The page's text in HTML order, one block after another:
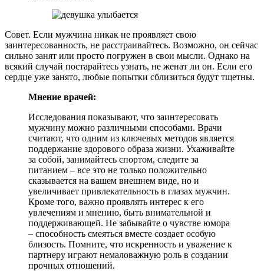
Совет. Если мужчина никак не проявляет свою
заинтересованность, не расстраивайтесь. Возможно, он сейчас
сильно занят или просто погружен в свои мысли. Однако на
всякий случай постарайтесь узнать, не женат ли он. Если его
сердце уже занято, любые попытки сблизиться будут тщетны.
Мнение врачей:
Исследования показывают, что заинтересовать
мужчину можно различными способами. Врачи
считают, что одним из ключевых методов является
поддержание здорового образа жизни. Ухаживайте
за собой, занимайтесь спортом, следите за
питанием – все это не только положительно
сказывается на вашем внешнем виде, но и
увеличивает привлекательность в глазах мужчин.
Кроме того, важно проявлять интерес к его
увлечениям и мнению, быть внимательной и
поддерживающей. Не забывайте о чувстве юмора
– способность смеяться вместе создает особую
близость. Помните, что искренность и уважение к
партнеру играют немаловажную роль в создании
прочных отношений.